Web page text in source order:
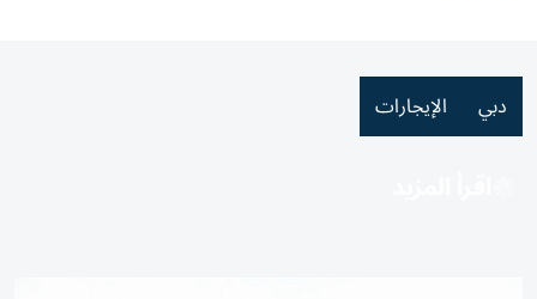
دبي الإيجارات